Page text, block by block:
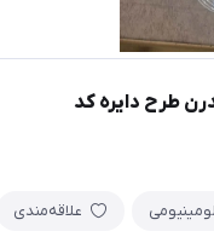
طرح دایره کد
علاقه‌مندی